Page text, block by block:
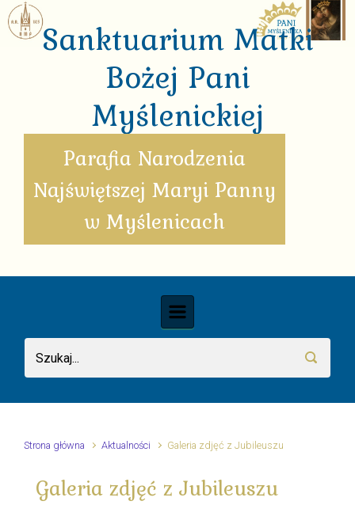
Skip to main content
Sanktuarium Matki
Bożej Pani
Myślenickiej
Parafia Narodzenia
Najświętszej Maryi Panny
w Myślenicach
Strona główna Aktualności Galeria zdjęć z Jubileuszu
Galeria zdjęć z Jubileuszu